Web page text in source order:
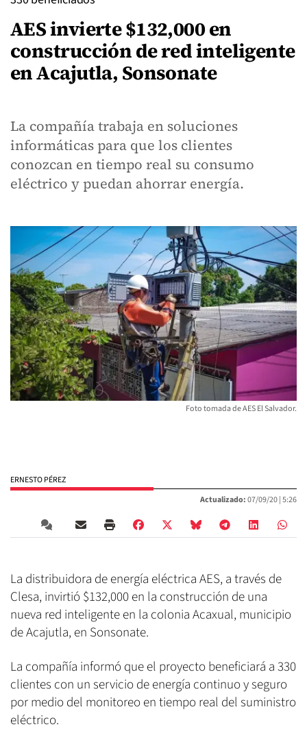
AES invierte $132,000 en
construcción de red inteligente
en Acajutla, Sonsonate
La compañía trabaja en soluciones
informáticas para que los clientes
conozcan en tiempo real su consumo
eléctrico y puedan ahorrar energía.
Foto tomada de AES El Salvador.
ERNESTO PÉREZ
Actualizado:07/09/20 |5:26
La distribuidora de energía eléctrica AES, a través de
Clesa, invirtió $132,000 en la construcción de una
nueva red inteligente en la colonia Acaxual, municipio
de Acajutla, en Sonsonate.
La compañía informó que el proyecto beneficiará a 330
clientes con un servicio de energía continuo y seguro
por medio del monitoreo en tiempo real del suministro
eléctrico.